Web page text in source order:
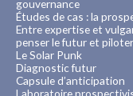
gouvernance
Études de cas : la
Entre expertise et
penser le futur et
Le Solar Punk
Diagnostic futur
Capsule d’anticipation